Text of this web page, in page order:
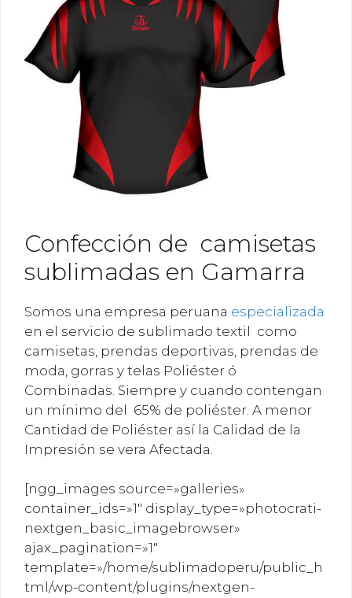
Confección de camisetas
sublimadas en Gamarra
Somos una empresa peruana especializada
en el servicio de sublimado textil como
camisetas, prendas deportivas, prendas de
moda, gorras y telas Poliéster ó
Combinadas. Siempre y cuando contengan
un mínimo del 65% de poliéster. A menor
Cantidad de Poliéster así la Calidad de la
Impresión se vera Afectada.
[ngg_images source=»galleries»
container_ids=»1″ display_type=»photocrati-
nextgen_basic_imagebrowser»
ajax_pagination=»1″
template=»/home/sublimadoperu/public_h
tml/wp-content/plugins/nextgen-